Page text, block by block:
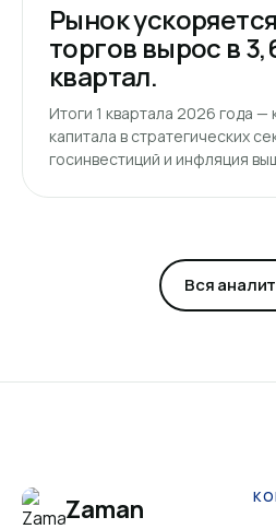
Рынок
торгов вырос в
квартал.
Итоги 1 квартала 2026 года —
капитала в стратегических
госинвестиций и инфляция
Вся
Zaman